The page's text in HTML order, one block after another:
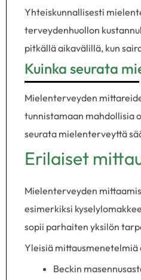
Yhteiskunnallisesti
terveydenhuollon
pitkällä aikavälillä, kun
Kuinka seurata
Mielenterveyden
tunnistamaan mahdollisia
seurata mielenterveyttä
Erilaiset
Mielenterveyden
esimerkiksi
sopii parhaiten yksilön
Yleisiä mittausmenetelmiä
Beckin